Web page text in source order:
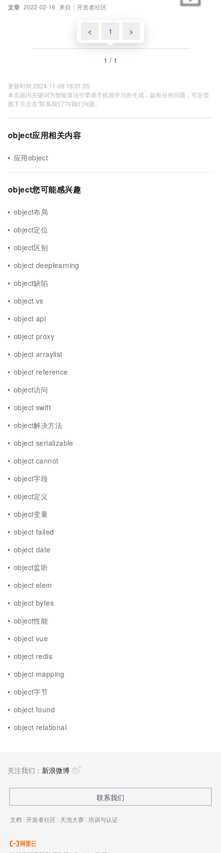
文章 2022-02-16 来自：开发者社区
< 1 >
1 / 1
更新时间 2024-11-08 18:31:05
本页面内关键词为智能算法引擎基于机器学习所生成，如有任何问题，可在页
面下方点击"联系我们"与我们沟通。
object应用相关内容
应用object
object您可能感兴趣
object布局
object定位
object区别
object deeplearning
object缺陷
object vs
object api
object proxy
object arraylist
object reference
object访问
object swift
object解决方法
object serializable
object cannot
object字段
object定义
object变量
object failed
object date
object监听
object elem
object bytes
object性能
object vue
object redis
object mapping
object字节
object found
object relational
关注我们： 新浪微博
联系我们
文档 | 开发者社区 | 天池大赛 | 培训与认证